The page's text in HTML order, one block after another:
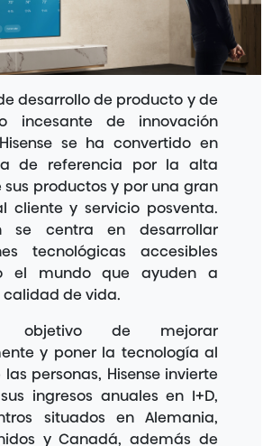
desarrollo de producto y de
incesante de innovación
se ha convertido en
de referencia por la alta
productos y por una gran
cliente y servicio posventa.
se centra en desarrollar
tecnológicas accesibles
el mundo que ayuden a
calidad de vida.
de mejorar
y poner la tecnología al
personas, Hisense invierte
ingresos anuales en I+D,
situados en Alemania,
y Canadá, además de